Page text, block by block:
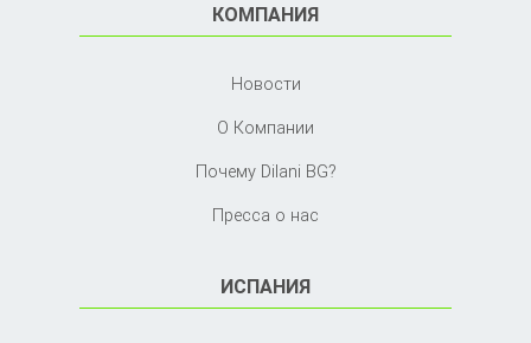
КОМПАНИЯ
Новости
О Компании
Почему Dilani BG?
Пресса о нас
ИСПАНИЯ